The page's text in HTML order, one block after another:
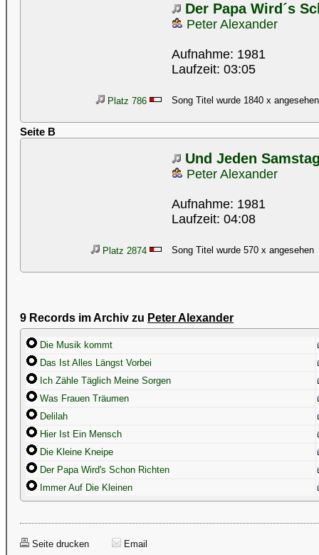
Der Papa Wird´s
Peter Alexander
Aufnahme: 1981
Laufzeit: 03:05
Platz 786 Song Titel wurde 1840 x angesehen
Seite B
Und Jeden
Peter Alexander
Aufnahme: 1981
Laufzeit: 04:08
Platz 2874 Song Titel wurde 570 x angesehen
9 Records im Archiv zu Peter Alexander
Die Musik kommt
Das Ist Alles Längst Vorbei
Ich Zähle Täglich Meine Sorgen
Was Frauen Träumen
Delilah
Hier Ist Ein Mensch
Die Kleine Kneipe
Der Papa Wird's Schon Richten
Immer Auf Die Kleinen
Seite drucken Email